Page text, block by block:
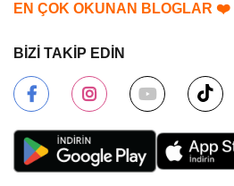
EN ÇOK OKUNAN BLOGLAR ❤️
BİZİ TAKİP EDİN